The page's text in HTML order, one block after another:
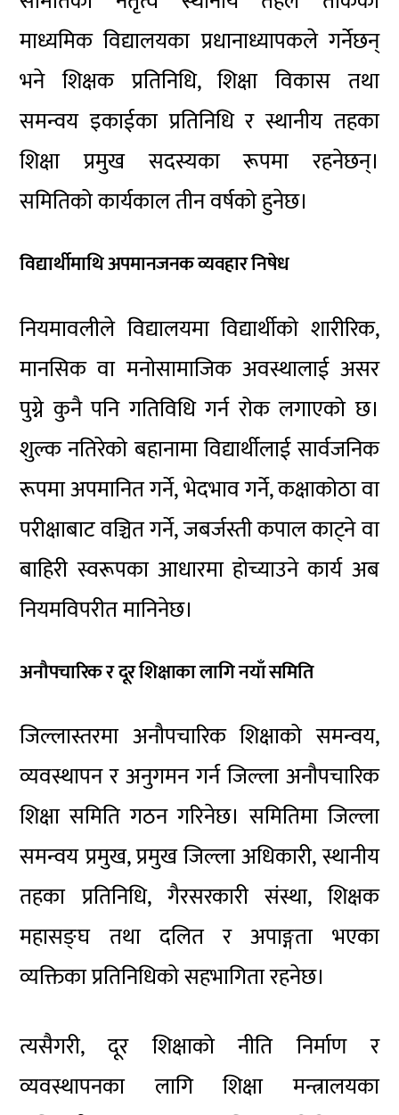
माध्यमिक विद्यालयका प्रधानाध्यापकले गर्नेछन्
भने शिक्षक प्रतिनिधि, शिक्षा विकास तथा
समन्वय इकाईका प्रतिनिधि र स्थानीय तहका
शिक्षा प्रमुख सदस्यका रूपमा रहनेछन्।
समितिको कार्यकाल तीन वर्षको हुनेछ।
विद्यार्थीमाथि अपमानजनक व्यवहार निषेध
नियमावलीले विद्यालयमा विद्यार्थीको शारीरिक,
मानसिक वा मनोसामाजिक अवस्थालाई असर
पुग्ने कुनै पनि गतिविधि गर्न रोक लगाएको छ।
शुल्क नतिरेको बहानामा विद्यार्थीलाई सार्वजनिक
रूपमा अपमानित गर्ने, भेदभाव गर्ने, कक्षाकोठा वा
परीक्षाबाट वञ्चित गर्ने, जबर्जस्ती कपाल काट्ने वा
बाहिरी स्वरूपका आधारमा होच्याउने कार्य अब
नियमविपरीत मानिनेछ।
अनौपचारिक र दूर शिक्षाका लागि नयाँ समिति
जिल्लास्तरमा अनौपचारिक शिक्षाको समन्वय,
व्यवस्थापन र अनुगमन गर्न जिल्ला अनौपचारिक
शिक्षा समिति गठन गरिनेछ। समितिमा जिल्ला
समन्वय प्रमुख, प्रमुख जिल्ला अधिकारी, स्थानीय
तहका प्रतिनिधि, गैरसरकारी संस्था, शिक्षक
महासङ्घ तथा दलित र अपाङ्गता भएका
व्यक्तिका प्रतिनिधिको सहभागिता रहनेछ।
त्यसैगरी, दूर शिक्षाको नीति निर्माण र
व्यवस्थापनका लागि शिक्षा मन्त्रालयका